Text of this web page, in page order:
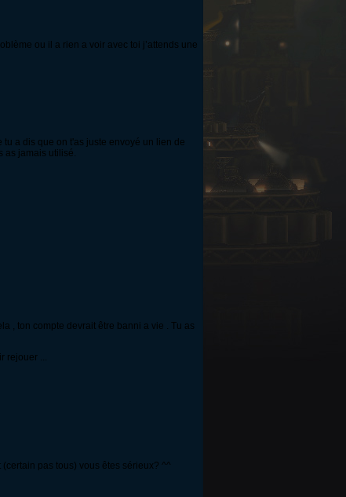
ou il a rien a voir avec toi j’attends une
a dis que on t'as juste envoyé un lien de
as jamais utilisé.
, ton compte devrait être banni a vie . Tu as
rejouer ...
pas tous) vous êtes sérieux? ^^